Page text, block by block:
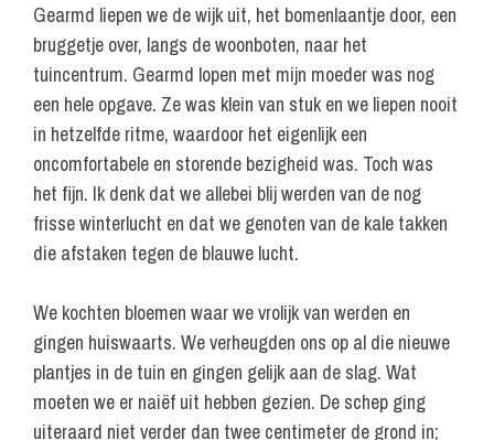
Gearmd liepen we de wijk uit, het bomenlaantje door, een
bruggetje over, langs de woonboten, naar het
tuincentrum. Gearmd lopen met mijn moeder was nog
een hele opgave. Ze was klein van stuk en we liepen nooit
in hetzelfde ritme, waardoor het eigenlijk een
oncomfortabele en storende bezigheid was. Toch was
het fijn. Ik denk dat we allebei blij werden van de nog
frisse winterlucht en dat we genoten van de kale takken
die afstaken tegen de blauwe lucht.
We kochten bloemen waar we vrolijk van werden en
gingen huiswaarts. We verheugden ons op al die nieuwe
plantjes in de tuin en gingen gelijk aan de slag. Wat
moeten we er naiëf uit hebben gezien. De schep ging
uiteraard niet verder dan twee centimeter de grond in;